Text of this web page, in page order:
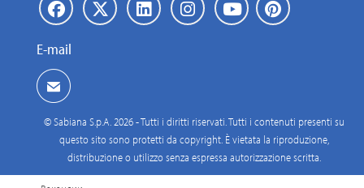
E-mail
© Sabiana S.p.A. 2026 - Tutti i diritti riservati. Tutti i contenuti presenti su
questo sito sono protetti da copyright. È vietata la riproduzione,
distribuzione o utilizzo senza espressa autorizzazione scritta.